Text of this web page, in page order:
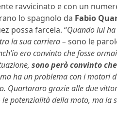
ravvicinato e con un
lo spagnolo da Fabio
possa farcela. “Quando lui
la sua carriera – sono le
ero convinto che fosse
sono però convinto
ha un problema con i motori
Quartararo grazie alle due
potenzialità della moto, ma la